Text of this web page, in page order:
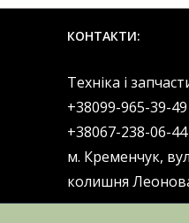
КОНТАКТИ:
Техніка і
+38099-965-39-49
‎+38067-238-06-44
м. Кременчук,
колишня